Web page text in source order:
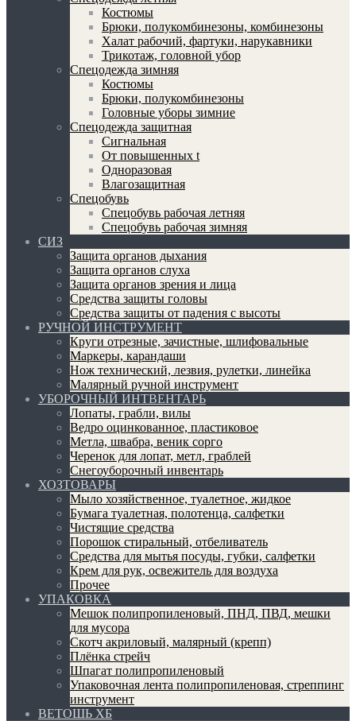
Костюмы
Брюки, полукомбинезоны, комбинезоны
Халат рабочий, фартуки, нарукавники
Трикотаж, головной убор
Спецодежда зимняя
Костюмы
Брюки, полукомбинезоны
Головные уборы зимние
Спецодежда защитная
Сигнальная
От повышенных t
Одноразовая
Влагозащитная
Спецобувь
Спецобувь рабочая летняя
Спецобувь рабочая зимняя
СИЗ
Защита органов дыхания
Защита органов слуха
Защита органов зрения и лица
Средства защиты головы
Средства защиты от падения с высоты
РУЧНОЙ ИНСТРУМЕНТ
Круги отрезные, зачистные, шлифовальные
Маркеры, карандаши
Нож технический, лезвия, рулетки, линейка
Малярный ручной инструмент
УБОРОЧНЫЙ ИНТВЕНТАРЬ
Лопаты, грабли, вилы
Ведро оцинкованное, пластиковое
Метла, швабра, веник сорго
Черенок для лопат, метл, граблей
Снегоуборочный инвентарь
ХОЗТОВАРЫ
Мыло хозяйственное, туалетное, жидкое
Бумага туалетная, полотенца, салфетки
Чистящие средства
Порошок стиральный, отбеливатель
Средства для мытья посуды, губки, салфетки
Крем для рук, освежитель для воздуха
Прочее
УПАКОВКА
Мешок полипропиленовый, ПНД, ПВД, мешки
для мусора
Скотч акриловый, малярный (крепп)
Плёнка стрейч
Шпагат полипропиленовый
Упаковочная лента полипропиленовая, стреппинг
инструмент
ВЕТОШЬ ХБ